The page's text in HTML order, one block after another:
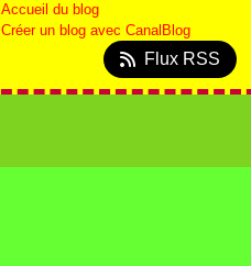
Accueil du blog
Créer un blog avec CanalBlog
Flux RSS